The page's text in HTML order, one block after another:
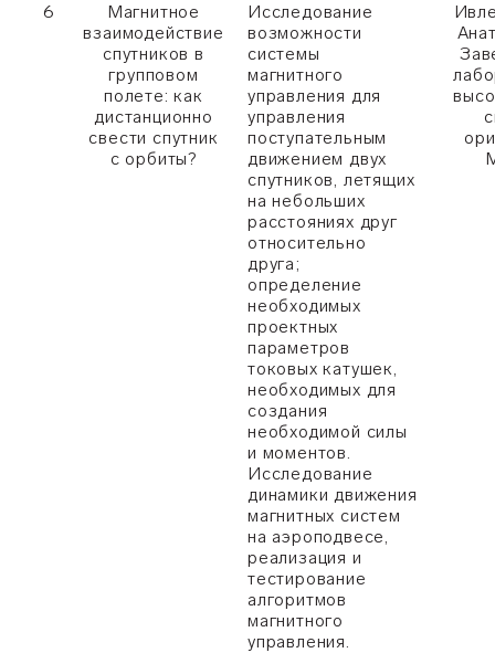
6
Магнитное
взаимодействие
спутников в
групповом
полете: как
дистанционно
свести спутник
с орбиты?
Исследование
возможности
системы
магнитного
управления для
управления
поступательным
движением двух
спутников, летящих
на небольших
расстояниях друг
относительно
друга;
определение
необходимых
проектных
параметров
токовых катушек,
необходимых для
создания
необходимой силы
и моментов.
Исследование
динамики движения
магнитных систем
на аэроподвесе,
реализация и
тестирование
алгоритмов
магнитного
управления.